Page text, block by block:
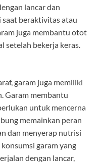
lancar dan
saat beraktivitas atau
juga membantu otot
setelah bekerja keras.
garam juga memiliki
Garam membantu
untuk mencerna
memainkan peran
dan menyerap nutrisi
garam yang
dengan lancar,